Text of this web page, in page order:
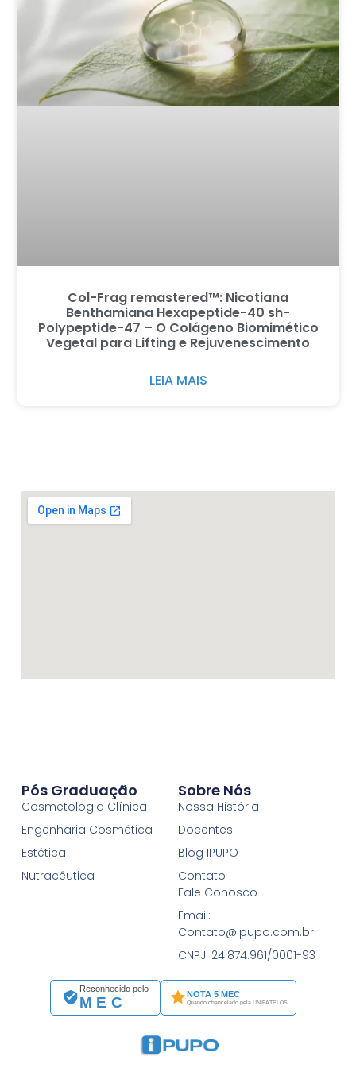
Col-Frag remastered™: Nicotiana
Benthamiana Hexapeptide-40 sh-
Polypeptide-47 – O Colágeno Biomimético
Vegetal para Lifting e Rejuvenescimento
LEIA MAIS
Reconhecido pelo
MEC
NOTA 5 MEC
Quando chancelado pela UNIFATELOS
Pós Graduação
Cosmetologia Clínica
Engenharia Cosmética
Estética
Nutracêutica
Sobre Nós
Nossa História
Docentes
Blog IPUPO
Contato
Fale Conosco
Email:
Contato@ipupo.com.br
CNPJ: 24.874.961/0001-93